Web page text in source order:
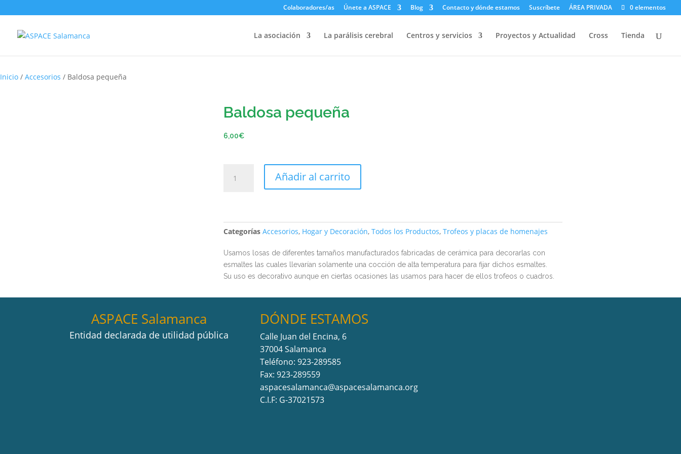
Colaboradores/as Únete a ASPACE Blog Contacto y dónde estamos Suscríbete ÁREA PRIVADA 0 elementos
La asociación La parálisis cerebral Centros y servicios Proyectos y Actualidad Cross Tienda
Inicio / Accesorios / Baldosa pequeña
Baldosa pequeña
6,00€
Añadir al carrito
Categorías Accesorios, Hogar y Decoración, Todos los Productos, Trofeos y placas de homenajes
Usamos losas de diferentes tamaños manufacturados fabricadas de cerámica para decorarlas con
esmaltes las cuales llevarían solamente una cocción de alta temperatura para fijar dichos esmaltes.
Su uso es decorativo aunque en ciertas ocasiones las usamos para hacer de ellos trofeos o cuadros.
ASPACE Salamanca
Entidad declarada de utilidad pública
DÓNDE ESTAMOS
Calle Juan del Encina, 6
37004 Salamanca
Teléfono: 923-289585
Fax: 923-289559
aspacesalamanca@aspacesalamanca.org
C.I.F: G-37021573